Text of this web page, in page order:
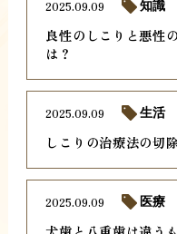
良性のしこりと悪性
は？
2025.09.09 知識
しこりの治療法の切
2025.09.09 生活
2025.09.09 医療